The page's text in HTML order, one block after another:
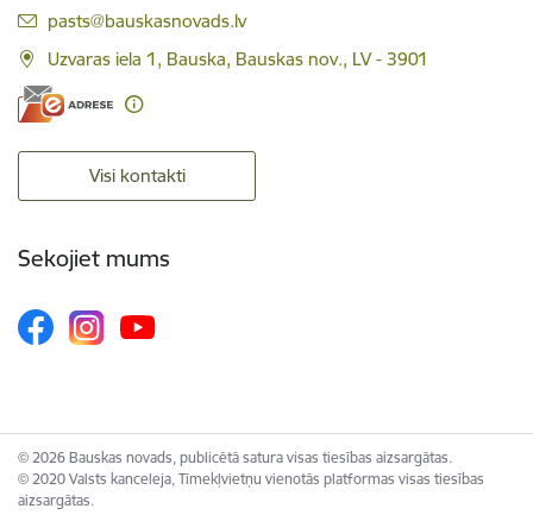
E-pasts:
pasts@bauskasnovads.lv
Uzvaras iela 1, Bauska, Bauskas nov., LV - 3901
Visi kontakti
Sekojiet mums
© 2026 Bauskas novads, publicētā satura visas tiesības aizsargātas.
© 2020 Valsts kanceleja, Tīmekļvietņu vienotās platformas visas tiesības
aizsargātas.